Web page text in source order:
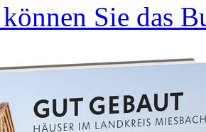
Sie das